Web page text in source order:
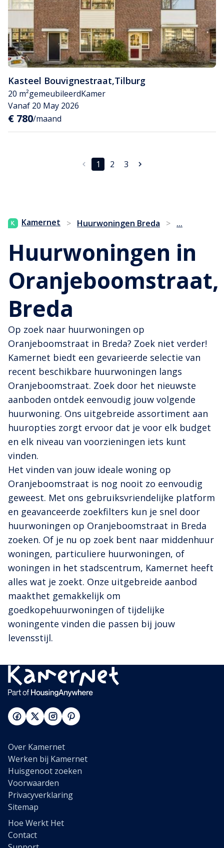
Kasteel Bouvignestraat,Tilburg
20 m²gemeubileerdKamer
Vanaf 20 May 2026
€ 780/maand
1 2 3
Kamernet > Huurwoningen Breda > ...
Huurwoningen in
Oranjeboomstraat,
Breda
Op zoek naar huurwoningen op
Oranjeboomstraat in Breda? Zoek niet verder!
Kamernet biedt een gevarieerde selectie van
recent beschikbare huurwoningen langs
Oranjeboomstraat. Zoek door het nieuwste
aanboden ontdek eenvoudig jouw volgende
huurwoning. Ons uitgebreide assortiment aan
huuropties zorgt ervoor dat je voor elk budget
en elk niveau van voorzieningen iets kunt
vinden.
Het vinden van jouw ideale woning op
Oranjeboomstraat is nog nooit zo eenvoudig
geweest. Met ons gebruiksvriendelijke platform
en geavanceerde zoekfilters kun je snel door
huurwoningen op Oranjeboomstraat in Breda
zoeken. Of je nu op zoek bent naar middenhuur
woningen, particuliere huurwoningen, of
woningen in het stadscentrum, Kamernet heeft
alles wat je zoekt. Onze uitgebreide aanbod
maakthet gemakkelijk om
goedkopehuurwoningen of tijdelijke
woningente vinden die passen bij jouw
levensstijl.
Over Kamernet
Werken bij Kamernet
Huisgenoot zoeken
Voorwaarden
Privacyverklaring
Sitemap
Hoe Werkt Het
Contact